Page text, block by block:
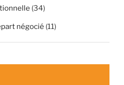
(34)
négocié (11)